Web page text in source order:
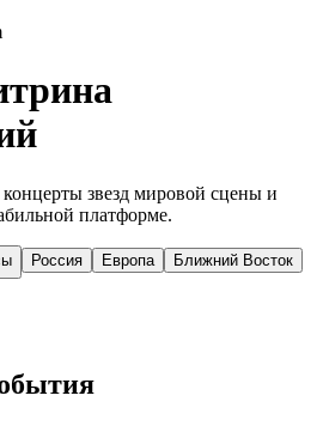
звезд мировой сцены и
платформе.
Россия Европа
Ближний Восток